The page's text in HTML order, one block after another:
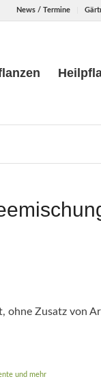
News / Termine
ohne Zusatz von
und mehr